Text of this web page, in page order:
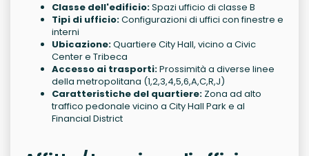
Classe dell'edificio:Spazi ufficio di classe B
Tipi di ufficio:Configurazioni di uffici con finestre e
interni
Ubicazione:Quartiere City Hall, vicino a Civic
Center e Tribeca
Accesso ai trasporti:Prossimità a diverse linee
della metropolitana (1,2,3,4,5,6,A,C,R,J)
Caratteristiche del quartiere: Zona ad alto
traffico pedonale vicino a City Hall Park e al
Financial District